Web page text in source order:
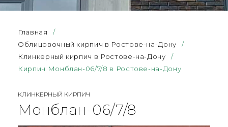
Главная
/
Облицовочный кирпич в Ростове-на-Дону
/
Клинкерный кирпич в Ростове-на-Дону
/
Кирпич Монблан-06/7/8 в Ростове-на-Дону
КЛИНКЕРНЫЙ КИРПИЧ
Монблан-06/7/8